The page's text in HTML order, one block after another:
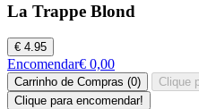
La Trappe Blond
€ 4.95
Encomendar€ 0,00
Carrinho de Compras (0)
Clique
Clique para encomendar!